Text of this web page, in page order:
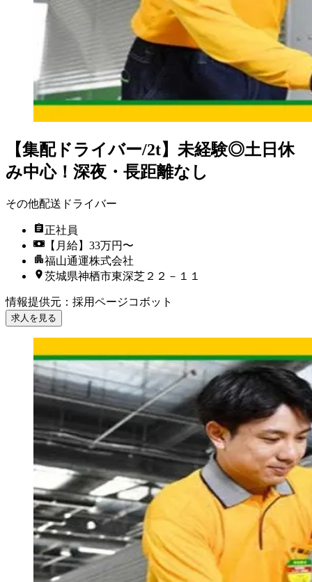
【集配ドライバー/2t】未経験◎土日休
み中心！深夜・長距離なし
その他配送ドライバー
正社員
【月給】33万円〜
福山通運株式会社
茨城県神栖市東深芝２２－１１
情報提供元 ： 採用ページコボット
求人を見る